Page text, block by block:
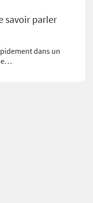
savoir parler
dans un